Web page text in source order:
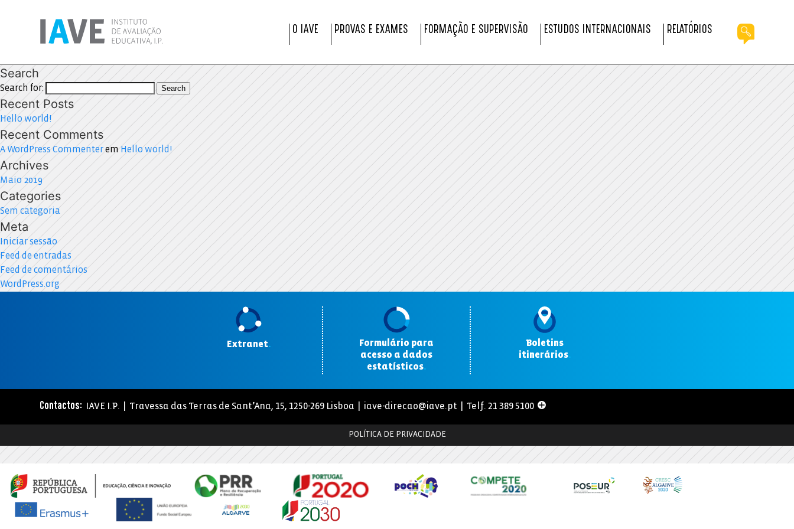
O IAVE PROVAS E EXAMES FORMAÇÃO E SUPERVISÃO ESTUDOS INTERNACIONAIS RELATÓRIOS
Search
Search for: Search
Recent Posts
Hello world!
Recent Comments
A WordPress Commenterem Hello world!
Archives
Maio 2019
Categories
Sem categoria
Meta
Iniciar sessão
Feed de entradas
Feed de comentários
WordPress.org
Extranet.
Formulário para
acesso a dados
estatísticos.
Boletins
itinerários.
Contactos: IAVE I.P. | Travessa das Terras de Sant’Ana, 15, 1250-269 Lisboa | iave-direcao@iave.pt | Telf. 21 389 5100
POLÍTICA DE PRIVACIDADE